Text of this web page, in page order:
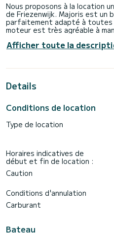
Nous proposons à la location
de Friezenwijk. Majoris est un
parfaitement adapté à toutes
moteur est très agréable à
Le bateau dispose de 3
mètres, il sera votre meilleur
plateforme, nous vous
Afficher toute la
Details
Conditions de location
Type de location
Horaires indicatives de
début et fin de location :
Caution
Conditions d'annulation
Carburant
Bateau